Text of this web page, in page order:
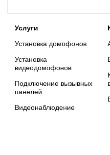
Услуги
Установка домофонов
Установка
видеодомофонов
Подключение вызывных
панелей
Видеонаблюдение